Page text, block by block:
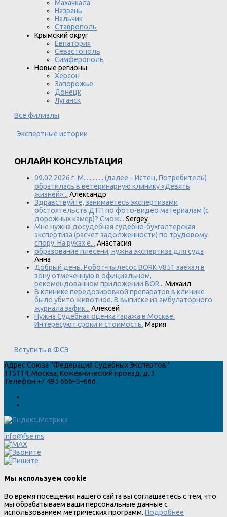
Махачкала
Назрань
Нальчик
Ставрополь
Крымский округ
Евпатория
Севастополь
Симферополь
Новые регионы
Херсон
Запорожье
Донецк
Луганск
Все филиалы
Экспертные истории
ОНЛАЙН КОНСУЛЬТАЦИЯ
09.02.2026 г. М............. (далее – Истец, Потребитель)
обратилась в ветеринарную клинику «Девять
жизней»... Александр
Здравствуйте, занимаетесь экспертизами
обстоятельств ДТП по фото-видео материалам (с
дорожных камер)? Смож... Sergey
Мне нужна досудебная судебно-бухгалтерская
экспертиза (расчет задолженности) по трудовому
спору. На руках е... Анастасия
образование плесени, нужна экспертиза для суда
Анна
Добрый день. Робот-пылесос BORK V851 заехал в
зону отмеченную в официальном,
рекомендованном приложении BOR... Михаил
В клинике передозировкой препаратов в клинике
было убито животное. В выписке из амбулаторного
журнала зафик... Алексей
Нужна Судебная оценка гаража в Москве.
Интересуют сроки и стоимость. Мария
Вступить в ФСЭ
Адрес Союза "Федерация Судебных Экспертов":
115114, Москва, Кожевнический проезд, д. 3
Телефон:+7 495 666–5–666
info@fse.ms
Мы используем cookie
Во время посещения нашего сайта вы соглашаетесь с тем, что
мы обрабатываем ваши персональные данные с
использованием метрических программ. Подробнее